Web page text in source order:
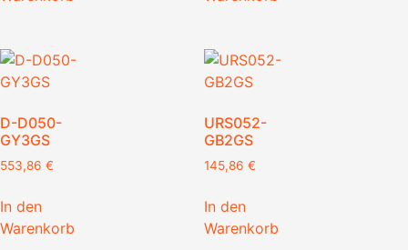
D-D050-
GY3GS
553,86 €
In den
Warenkorb
URS052-
GB2GS
145,86 €
In den
Warenkorb